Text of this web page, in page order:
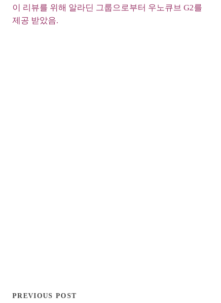
이 리뷰를 위해 알라딘 그룹으로부터 우노큐브 G2를
제공 받았음.
PREVIOUS POST